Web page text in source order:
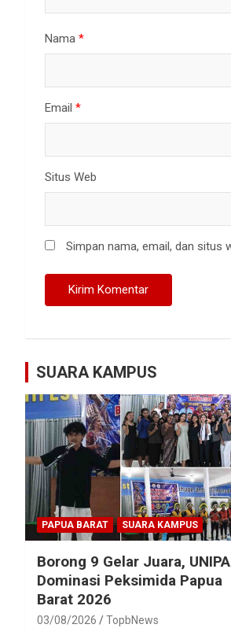
Nama *
Email *
Situs Web
Simpan nama, email, dan situs
SUARA KAMPUS
PAPUA BARAT SUARA KAMPUS
Borong 9 Gelar Juara, UNIPA
Dominasi Peksimida Papua
Barat 2026
03/08/2026 TopbNews